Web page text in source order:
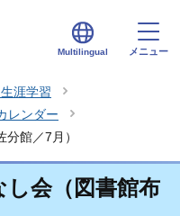
Multilingual メニュー
涯学習
レンダー
館／7月）
会（図書館布